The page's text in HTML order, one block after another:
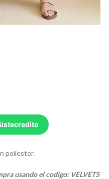
poliester.
usando el codigo: VELVET5